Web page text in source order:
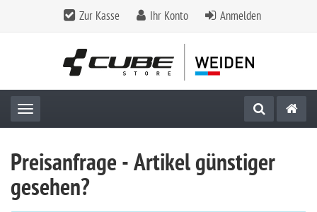
Zur Kasse Ihr Konto Anmelden
Toggle navigation
Preisanfrage - Artikel günstiger
gesehen?